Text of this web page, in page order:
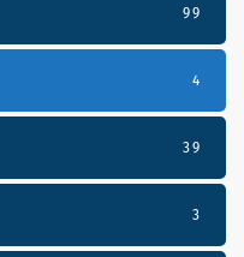
99
4
39
3